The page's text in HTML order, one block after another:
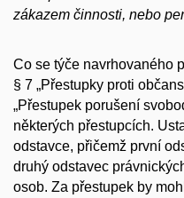
zákazem činnosti, nebo
Co se týče navrhovaného
§ 7 „Přestupky proti
„Přestupek porušení
některých přestupcích.
odstavce, přičemž první
druhý odstavec
osob. Za přestupek by